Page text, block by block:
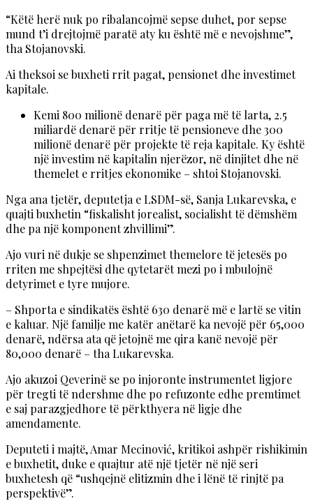
“Këtë herë nuk po ribalancojmë sepse duhet, por sepse
mund t’i drejtojmë paratë aty ku është më e nevojshme”,
tha Stojanovski.
Ai theksoi se buxheti rrit pagat, pensionet dhe investimet
kapitale.
Kemi 800 milionë denarë për paga më të larta, 2.5
miliardë denarë për rritje të pensioneve dhe 300
milionë denarë për projekte të reja kapitale. Ky është
një investim në kapitalin njerëzor, në dinjitet dhe në
themelet e rritjes ekonomike – shtoi Stojanovski.
Nga ana tjetër, deputetja e LSDM-së, Sanja Lukarevska, e
quajti buxhetin “fiskalisht jorealist, socialisht të dëmshëm
dhe pa një komponent zhvillimi”.
Ajo vuri në dukje se shpenzimet themelore të jetesës po
rriten me shpejtësi dhe qytetarët mezi po i mbulojnë
detyrimet e tyre mujore.
– Shporta e sindikatës është 630 denarë më e lartë se vitin
e kaluar. Një familje me katër anëtarë ka nevojë për 65,000
denarë, ndërsa ata që jetojnë me qira kanë nevojë për
80,000 denarë – tha Lukarevska.
Ajo akuzoi Qeverinë se po injoronte instrumentet ligjore
për tregti të ndershme dhe po refuzonte edhe premtimet
e saj parazgjedhore të përkthyera në ligje dhe
amendamente.
Deputeti i majtë, Amar Mecinović, kritikoi ashpër rishikimin
e buxhetit, duke e quajtur atë një tjetër në një seri
buxhetesh që “ushqejnë elitizmin dhe i lënë të rinjtë pa
perspektivë”.